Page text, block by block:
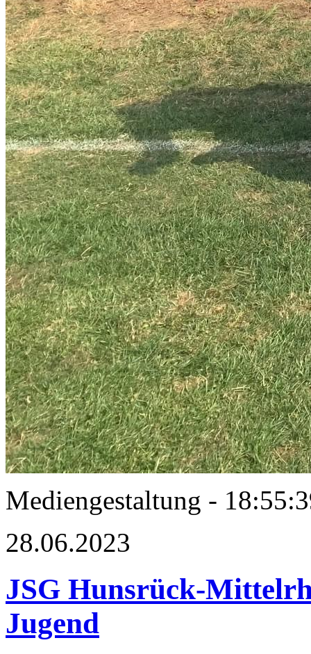
Mediengestaltung -
28.06.2023
JSG Hunsrück-
Jugend